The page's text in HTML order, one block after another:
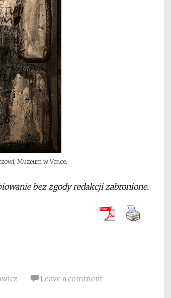
Muzeum w Vence.
bez zgody redakcji zabronione.
Leave a comment